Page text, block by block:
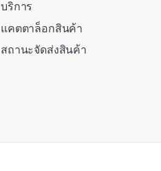
บริการ
แคตตาล็อกสินค้า
สถานะจัดส่งสินค้า